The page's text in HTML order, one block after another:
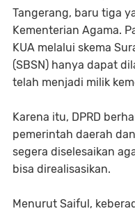
Tangerang, baru tiga
Kementerian Agama.
KUA melalui skema
(SBSN) hanya dapat
telah menjadi milik
Karena itu, DPRD
pemerintah daerah
segera diselesaikan
bisa direalisasikan.
Menurut Saiful,